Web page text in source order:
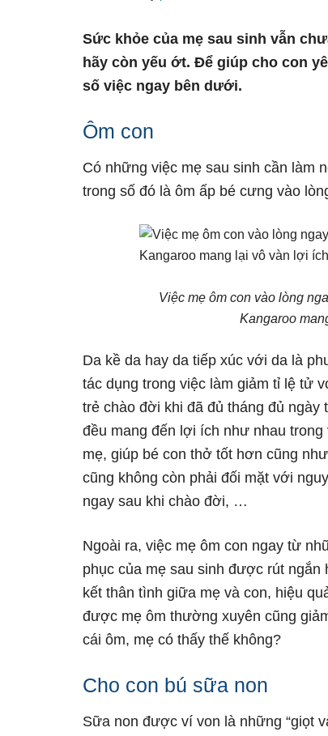
Sức khỏe của mẹ sau sinh vẫn
hãy còn yếu ớt. Để giúp cho con
số việc ngay bên dưới.
Ôm con
Có những việc mẹ sau sinh cần làm
trong số đó là ôm ấp bé cưng vào
Việc mẹ ôm con vào lòng
Kangaroo
Da kề da hay da tiếp xúc với da là
tác dụng trong việc làm giảm tỉ lệ tử
trẻ chào đời khi đã đủ tháng đủ
đều mang đến lợi ích như nhau
mẹ, giúp bé con thở tốt hơn cũng
cũng không còn phải đối mặt với
ngay sau khi chào đời, …
Ngoài ra, việc mẹ ôm con ngay từ
phục của mẹ sau sinh được rút
kết thân tình giữa mẹ và con, hiệu
được mẹ ôm thường xuyên cũng
cái ôm, mẹ có thấy thế không?
Cho con bú sữa non
Sữa non được ví von là những “giọt